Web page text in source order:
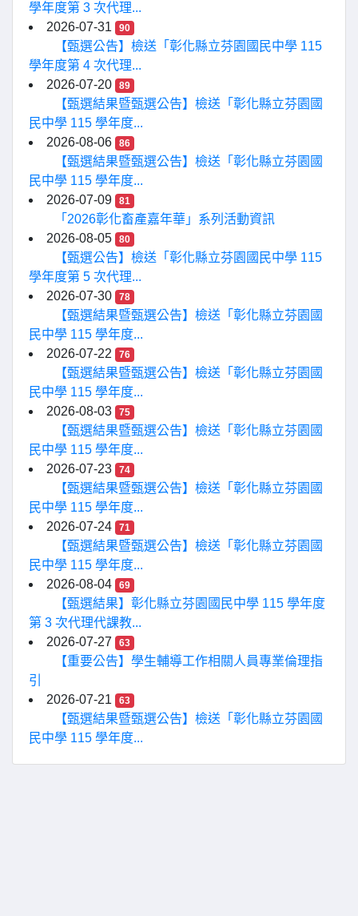
學年度第 3 次代理...
2026-07-31
90
【甄選公告】檢送「彰化縣立芬園國民中學 115
學年度第 4 次代理...
2026-07-20
89
【甄選結果暨甄選公告】檢送「彰化縣立芬園國
民中學 115 學年度...
2026-08-06
86
【甄選結果暨甄選公告】檢送「彰化縣立芬園國
民中學 115 學年度...
2026-07-09
81
「2026彰化畜產嘉年華」系列活動資訊
2026-08-05
80
【甄選公告】檢送「彰化縣立芬園國民中學 115
學年度第 5 次代理...
2026-07-30
78
【甄選結果暨甄選公告】檢送「彰化縣立芬園國
民中學 115 學年度...
2026-07-22
76
【甄選結果暨甄選公告】檢送「彰化縣立芬園國
民中學 115 學年度...
2026-08-03
75
【甄選結果暨甄選公告】檢送「彰化縣立芬園國
民中學 115 學年度...
2026-07-23
74
【甄選結果暨甄選公告】檢送「彰化縣立芬園國
民中學 115 學年度...
2026-07-24
71
【甄選結果暨甄選公告】檢送「彰化縣立芬園國
民中學 115 學年度...
2026-08-04
69
【甄選結果】彰化縣立芬園國民中學 115 學年度
第 3 次代理代課教...
2026-07-27
63
【重要公告】學生輔導工作相關人員專業倫理指
引
2026-07-21
63
【甄選結果暨甄選公告】檢送「彰化縣立芬園國
民中學 115 學年度...